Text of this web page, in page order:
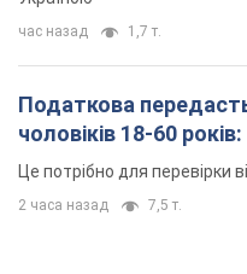
час назад 1,7 т.
Податкова
чоловіків 18-60
Це потрібно для перевірки
2 часа назад 7,5 т.